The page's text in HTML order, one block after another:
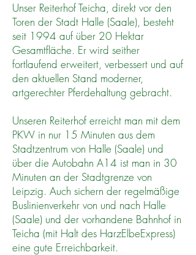
Unser Reiterhof Teicha, direkt vor den
Toren der Stadt Halle (Saale), besteht
seit 1994 auf über 20 Hektar
Gesamtfläche. Er wird seither
fortlaufend erweitert, verbessert und auf
den aktuellen Stand moderner,
artgerechter Pferdehaltung gebracht.
Unseren Reiterhof erreicht man mit dem
PKW in nur 15 Minuten aus dem
Stadtzentrum von Halle (Saale) und
über die Autobahn A14 ist man in 30
Minuten an der Stadtgrenze von
Leipzig. Auch sichern der regelmäßige
Buslinienverkehr von und nach Halle
(Saale) und der vorhandene Bahnhof in
Teicha (mit Halt des HarzElbeExpress)
eine gute Erreichbarkeit.